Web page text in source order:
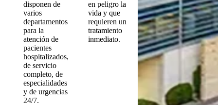
disponen de
varios
departamentos
para la
atención de
pacientes
hospitalizados,
de servicio
completo, de
especialidades
y de urgencias
24/7.
en peligro la
vida y que
requieren un
tratamiento
inmediato.